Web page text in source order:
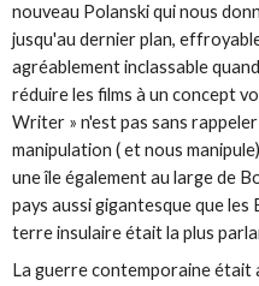
nouveau Polanski qui nous
jusqu'au dernier plan,
agréablement inclassable
réduire les films à un concept
Writer » n'est pas sans
manipulation ( et nous
une île également au large de
pays aussi gigantesque que
terre insulaire était la plus
La guerre contemporaine était